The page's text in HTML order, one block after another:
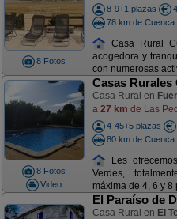
8 Fotos
8-9+1 plazas
78 km de Cuenca
Casa Rural
acogedora y
con numerosas
8 Fotos
Video
Casas Rurales
Casa Rural en
a 27 km de Las
4-45+5 plazas
80 km de Cuenca
Les
Verdes,
máxima de 4, 6 y
El Paraíso de
Casa Rural en El